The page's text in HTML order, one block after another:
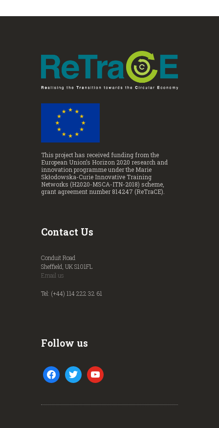
This project has received funding from the
European Union’s Horizon 2020 research and
innovation programme under the Marie
Skłodowska-Curie Innovative Training
Networks (H2020-MSCA-ITN-2018) scheme,
grant agreement number 814247 (ReTraCE).
Contact Us
Conduit Road
Sheffield, UK S101FL
Email us
Tel: (+44) 114 222 32 61
Follow us
facebook twitter youtube